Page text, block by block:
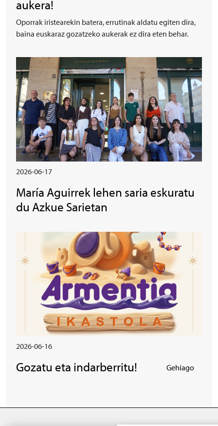
aukera!
Oporrak iristearekin batera, errutinak aldatu egiten dira,
baina euskaraz gozatzeko aukerak ez dira eten behar.
Irudia
2026-06-17
María Aguirrek lehen saria eskuratu
du Azkue Sarietan
2026-06-16
Gozatu eta indarberritu! Gehiago